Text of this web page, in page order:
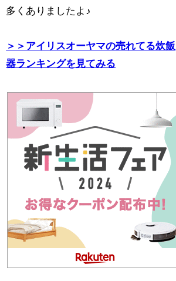
多くありましたよ♪
＞＞アイリスオーヤマの売れてる炊飯
器ランキングを見てみる